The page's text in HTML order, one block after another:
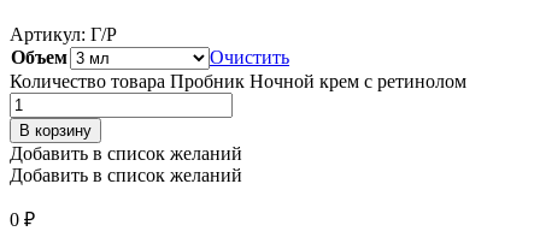
Артикул: Г/Р
Объем
Очистить
Количество товара Пробник Ночной крем с ретинолом
В корзину
Добавить в список желаний
Добавить в список желаний
0 ₽